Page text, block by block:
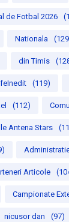
de Fotbal 2026
Nationala
din Timis
(119)
(112)
le Antena Stars
Articole
Campionate
nicusor dan (97)